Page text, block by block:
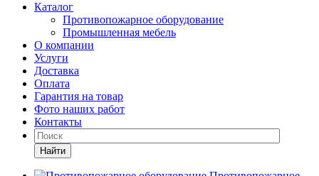
Каталог
Противопожарное оборудование
Промышленная мебель
О компании
Услуги
Доставка
Оплата
Гарантия на товар
Фото наших работ
Контакты
Найти